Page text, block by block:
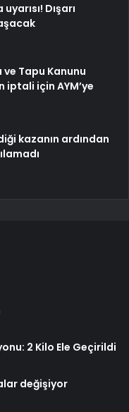
Dışarı
ve Tapu Kanunu
iptali için AYM’ye
kazanın ardından
2 Kilo Ele Geçirildi
değişiyor